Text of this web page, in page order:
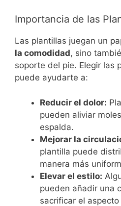
Importancia de las
Las plantillas juegan un
la comodidad, sino
soporte del pie. Elegir las
puede ayudarte a:
Reducir el dolor:
pueden aliviar
espalda.
Mejorar la
plantilla puede
manera más
Elevar el estilo:
pueden añadir una
sacrificar el